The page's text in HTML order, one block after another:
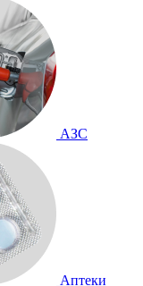
АЗС
Аптеки